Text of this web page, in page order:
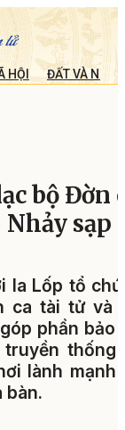
HỘI ĐẤT VÀ
bộ Đờn
sạp
Ia Lốp tổ
ca tài tử và
phần bảo
thống
lành mạnh
bàn.